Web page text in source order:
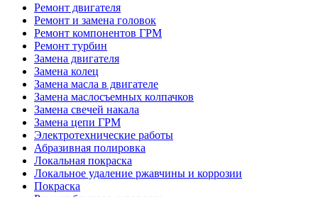
Ремонт двигателя
Ремонт и замена головок
Ремонт компонентов ГРМ
Ремонт турбин
Замена двигателя
Замена колец
Замена масла в двигателе
Замена маслосъемных колпачков
Замена свечей накала
Замена цепи ГРМ
Электротехнические работы
Абразивная полировка
Локальная покраска
Локальное удаление ржавчины и коррозии
Покраска